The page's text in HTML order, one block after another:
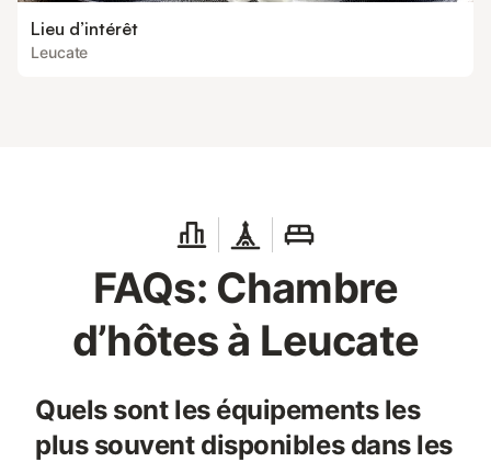
Lieu d’intérêt
Leucate
FAQs: Chambre
d’hôtes à Leucate
Quels sont les équipements les
plus souvent disponibles dans les